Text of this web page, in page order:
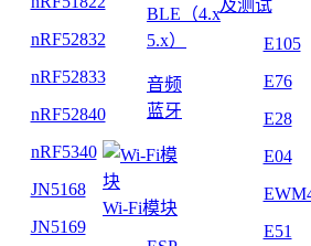
nRF52832
nRF52833
nRF52840
nRF5340
JN5168
JN5169
BLE（4.x
5.x）
音频
蓝牙
Wi-Fi模块
及测试
E105
E76
E28
E04
E51